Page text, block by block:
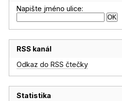
Napište jméno ulice:
RSS kanál
Odkaz do RSS čtečky
Statistika